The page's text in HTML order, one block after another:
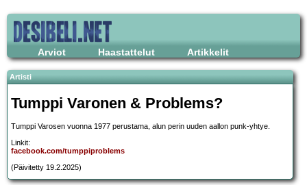
Arviot Haastattelut Artikkelit
Artisti
Tumppi Varonen & Problems?
Tumppi Varosen vuonna 1977 perustama, alun perin uuden aallon punk-yhtye.
Linkit:
facebook.com/tumppiproblems
(Päivitetty 19.2.2025)